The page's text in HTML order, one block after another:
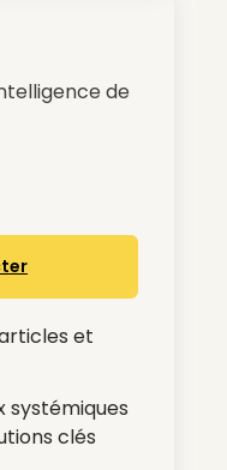
de
et
systémiques
clés